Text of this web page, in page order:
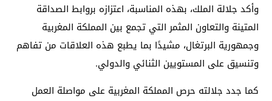
وأكد جلالة الملك، بهذه المناسبة، اعتزازه بروابط الصداقة
المتينة والتعاون المثمر التي تجمع بين المملكة المغربية
وجمهورية البرتغال، مشيدًا بما يطبع هذه العلاقات من تفاهم
وتنسيق على المستويين الثنائي والدولي.
كما جدد جلالته حرص المملكة المغربية على مواصلة العمل